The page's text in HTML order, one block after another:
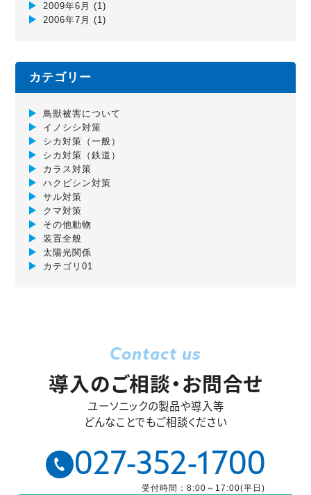
2009年6月 (1)
2006年7月 (1)
カテゴリー
鳥獣被害について
イノシシ対策
シカ対策（一般）
シカ対策（鉄道）
カラス対策
ハクビシン対策
サル対策
クマ対策
その他動物
装置全般
太陽光関係
カテゴリ01
Contact us
導入のご相談・お問合せ
ユーソニックの製品や導入等
どんなことでもご相談ください
027-352-1700
受付時間：8:00～17:00(平日)